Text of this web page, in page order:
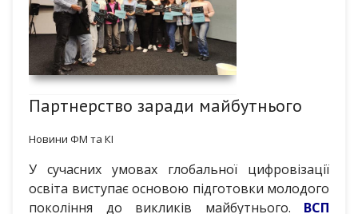
Партнерство заради майбутнього
Новини ФМ та КІ
У сучасних умовах глобальної цифровізації
освіта виступає основою підготовки молодого
покоління до викликів майбутнього. ВСП